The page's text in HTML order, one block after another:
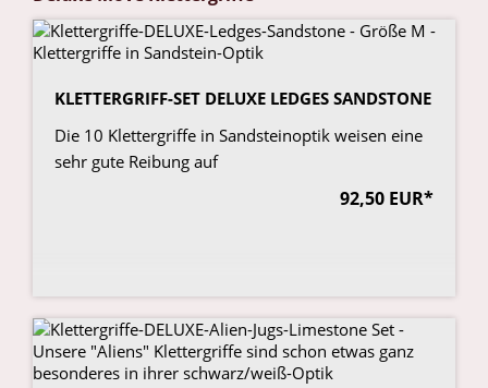
KLETTERGRIFF-SET DELUXE LEDGES SANDSTONE
Die 10 Klettergriffe in Sandsteinoptik weisen eine
sehr gute Reibung auf
92,50 EUR*